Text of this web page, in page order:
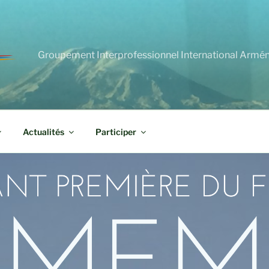
Groupement Interprofessionnel International
Actualités Participer